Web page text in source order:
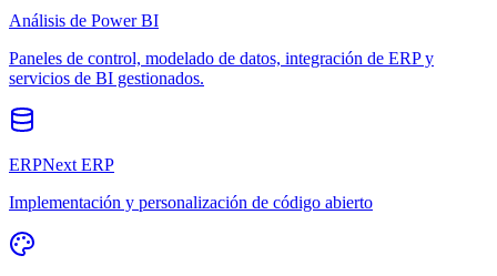
Análisis de Power BI
Paneles de control, modelado de datos, integración de ERP y
servicios de BI gestionados.
ERPNext ERP
Implementación y personalización de código abierto